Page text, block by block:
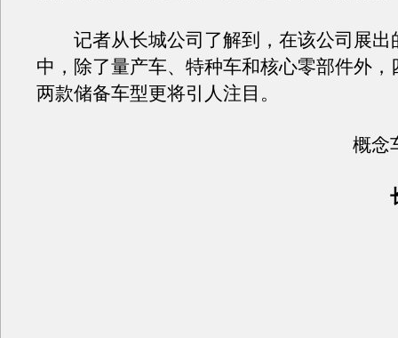
记者从长城公司了解到，在该公司展出
中，除了量产车、特种车和核心零部件外，
两款储备车型更将引人注目。
概念